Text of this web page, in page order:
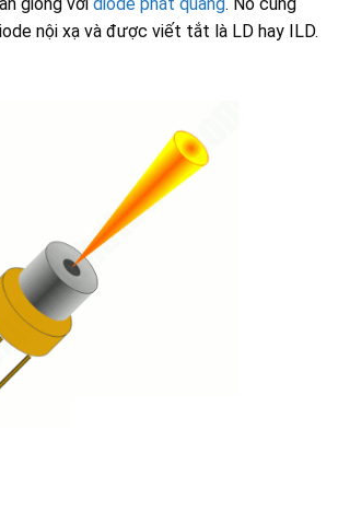
nội xạ và được viết tắt là LD hay ILD.